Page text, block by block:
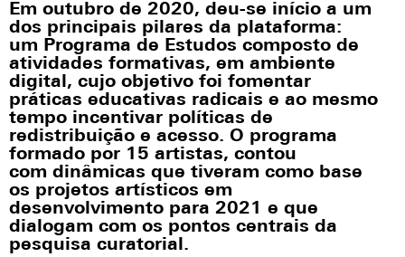
Em outubro de 2020, deu-se início a um
dos principais pilares da plataforma:
um Programa de Estudos composto de
atividades formativas, em ambiente
digital, cujo objetivo foi fomentar
práticas educativas radicais e ao mesmo
tempo incentivar políticas de
redistribuição e acesso. O programa
formado por 15 artistas, contou
com dinâmicas que tiveram como base
os projetos artísticos em
desenvolvimento para 2021 e que
dialogam com os pontos centrais da
pesquisa curatorial.